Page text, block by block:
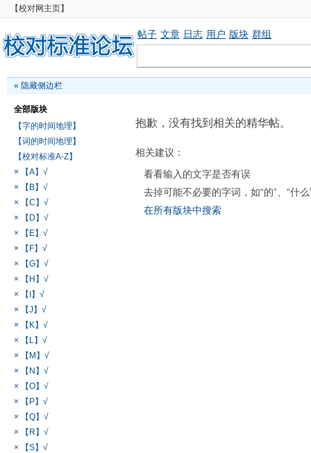
【校对网主页】
帖子 文章 日志 用户 版块 群组
« 隐藏侧边栏
全部版块
【字的时间地理】
【词的时间地理】
【校对标准A-Z】
× 【A】√
× 【B】√
× 【C】√
× 【D】√
× 【E】√
× 【F】√
× 【G】√
× 【H】√
× 【I】√
× 【J】√
× 【K】√
× 【L】√
× 【M】√
× 【N】√
× 【O】√
× 【P】√
× 【Q】√
× 【R】√
× 【S】√
抱歉，没有找到相关的精华帖。
相关建议：
看看输入的文字是否有误
去掉可能不必要的字词，如“的”、“什么
在所有版块中搜索